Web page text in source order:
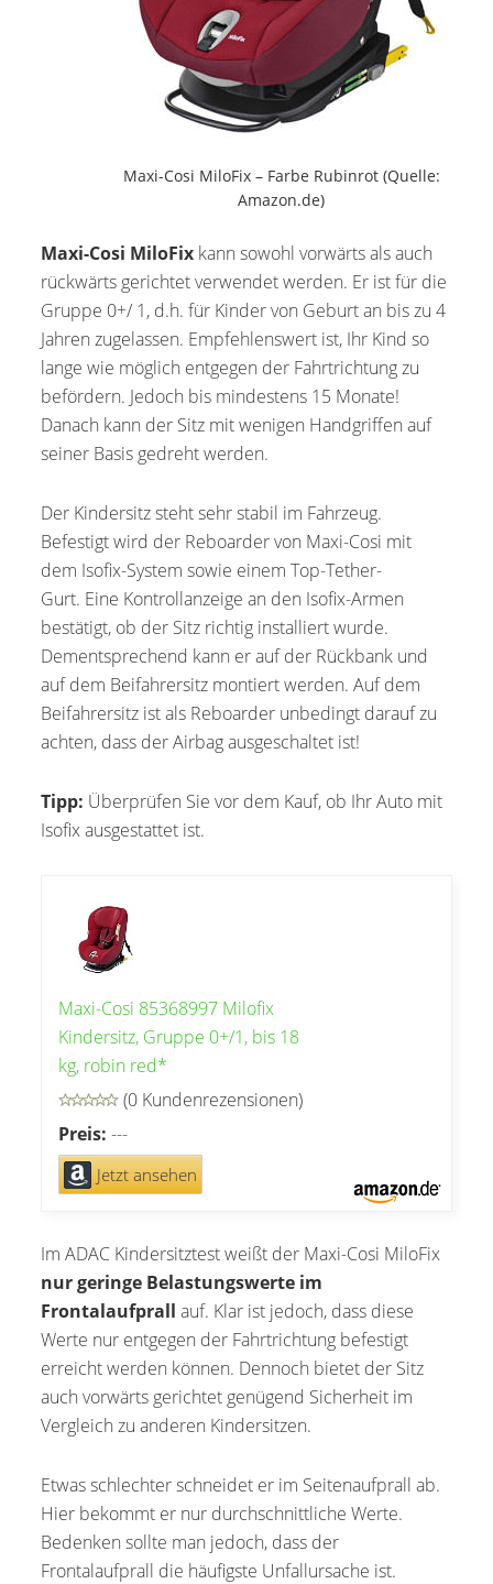
Maxi-Cosi MiloFix – Farbe Rubinrot (Quelle:
Amazon.de)
Maxi-Cosi MiloFix kann sowohl vorwärts als auch
rückwärts gerichtet verwendet werden. Er ist für die
Gruppe 0+/ 1, d.h. für Kinder von Geburt an bis zu 4
Jahren zugelassen. Empfehlenswert ist, Ihr Kind so
lange wie möglich entgegen der Fahrtrichtung zu
befördern. Jedoch bis mindestens 15 Monate!
Danach kann der Sitz mit wenigen Handgriffen auf
seiner Basis gedreht werden.
Der Kindersitz steht sehr stabil im Fahrzeug.
Befestigt wird der Reboarder von Maxi-Cosi mit
dem Isofix-System sowie einem Top-Tether-
Gurt. Eine Kontrollanzeige an den Isofix-Armen
bestätigt, ob der Sitz richtig installiert wurde.
Dementsprechend kann er auf der Rückbank und
auf dem Beifahrersitz montiert werden. Auf dem
Beifahrersitz ist als Reboarder unbedingt darauf zu
achten, dass der Airbag ausgeschaltet ist!
Tipp: Überprüfen Sie vor dem Kauf, ob Ihr Auto mit
Isofix ausgestattet ist.
Maxi-Cosi 85368997 Milofix
Kindersitz, Gruppe 0+/1, bis 18
kg, robin red*
(0 Kundenrezensionen)
Preis: ---
Jetzt ansehen
Im ADAC Kindersitztest weißt der Maxi-Cosi MiloFix
nur geringe Belastungswerte im
Frontalaufprall auf. Klar ist jedoch, dass diese
Werte nur entgegen der Fahrtrichtung befestigt
erreicht werden können. Dennoch bietet der Sitz
auch vorwärts gerichtet genügend Sicherheit im
Vergleich zu anderen Kindersitzen.
Etwas schlechter schneidet er im Seitenaufprall ab.
Hier bekommt er nur durchschnittliche Werte.
Bedenken sollte man jedoch, dass der
Frontalaufprall die häufigste Unfallursache ist.